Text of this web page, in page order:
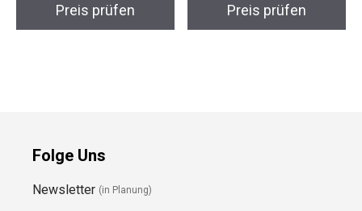
Preis prüfen Preis prüfen
Folge Uns
Newsletter (in Planung)